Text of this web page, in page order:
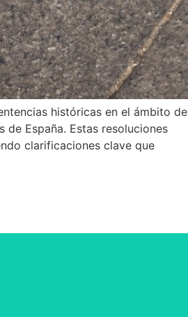
históricas en el ámbito de
España. Estas resoluciones
clarificaciones clave que